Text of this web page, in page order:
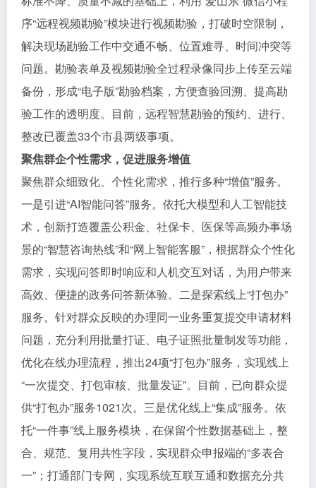
序“远程视频勘验”模块进行视频勘验，打破时空限制，
解决现场勘验工作中交通不畅、位置难寻、时间冲突等
问题。勘验表单及视频勘验全过程录像同步上传至云端
备份，形成“电子版”勘验档案，方便查验回溯、提高勘
验工作的透明度。目前，远程智慧勘验的预约、进行、
整改已覆盖33个市县两级事项。
聚焦群企个性需求，促进服务增值
聚焦群众细致化、个性化需求，推行多种“增值”服务。
一是引进“AI智能问答”服务。依托大模型和人工智能技
术，创新打造覆盖公积金、社保卡、医保等高频办事场
景的“智慧咨询热线”和“网上智能客服”，根据群众个性化
需求，实现问答即时响应和人机交互对话，为用户带来
高效、便捷的政务问答新体验。二是探索线上“打包办”
服务。针对群众反映的办理同一业务重复提交申请材料
问题，充分利用批量打证、电子证照批量制发等功能，
优化在线办理流程，推出24项“打包办”服务，实现线上
“一次提交、打包审核、批量发证”。目前，已向群众提
供“打包办”服务1021次。三是优化线上“集成”服务。依
托“一件事”线上服务模块，在保留个性数据基础上，整
合、规范、复用共性字段，实现群众申报端的“多表合
一”；打通部门专网，实现系统互联互通和数据充分共